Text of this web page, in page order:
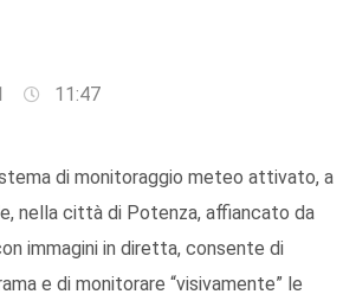
11:47
di monitoraggio meteo attivato, a
nella città di Potenza, affiancato da
immagini in diretta, consente di
e di monitorare “visivamente” le